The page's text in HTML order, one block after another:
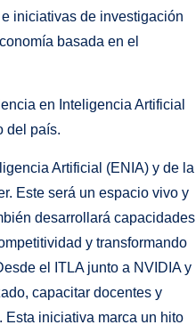
iniciativas de investigación
basada en el
en Inteligencia Artificial
del país.
Artificial (ENIA) y de la
Este será un espacio vivo y
desarrollará capacidades
y transformando
el ITLA junto a NVIDIA y
capacitar docentes y
iniciativa marca un hito